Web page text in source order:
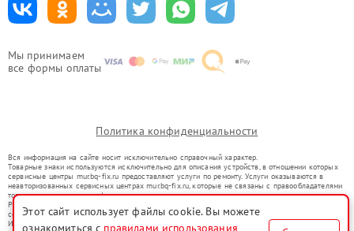
Мы принимаем
все формы оплаты
Политика конфиденциальности
Вся информация на сайте носит исключительно справочный характер.
Товарные знаки используются исключительно для описания устройств, в отношении которых
сервисные центры mur.bq-fix.ru предоставляют услуги по ремонту. Услуги оказываются в
неавторизованных сервисных центрах mur.bq-fix.ru, которые не связаны с правообладателями
товарных знаков или их официальными представителями.
Ремонт осуществляется для устройств, уже введенных в гражданский оборот в соответствии
со статьей 1487 ГК РФ.
Использование товарных знаков не преследует цели индивидуализации услуг или введения
Этот сайт использует файлы cookie. Вы можете
ознакомиться с правилами использования